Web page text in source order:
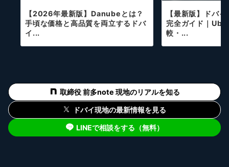
【2026年最新版】Danubeとは？
手頃な価格と高品質を両立するドバ
イ...
【最新版】ドバ
完全ガイド｜
較・...
取締役 前多note 現地のリアルを知る
ドバイ現地の最新情報を見る
LINEで相談をする（無料）